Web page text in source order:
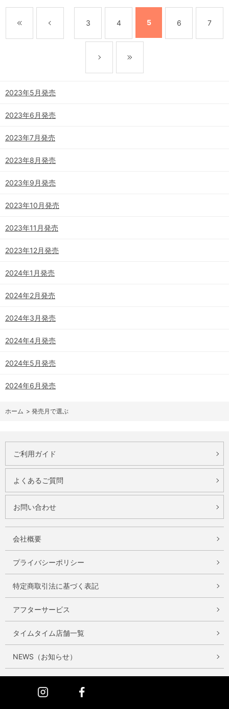
3 4 5 6 7
2023年5月発売
2023年6月発売
2023年7月発売
2023年8月発売
2023年9月発売
2023年10月発売
2023年11月発売
2023年12月発売
2024年1月発売
2024年2月発売
2024年3月発売
2024年4月発売
2024年5月発売
2024年6月発売
ホーム > 発売月で選ぶ
ご利用ガイド
よくあるご質問
お問い合わせ
会社概要
プライバシーポリシー
特定商取引法に基づく表記
アフターサービス
タイムタイム店舗一覧
NEWS（お知らせ）
Instagram